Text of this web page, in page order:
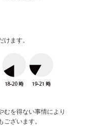
ます。
むを得ない事情により
ざいます。